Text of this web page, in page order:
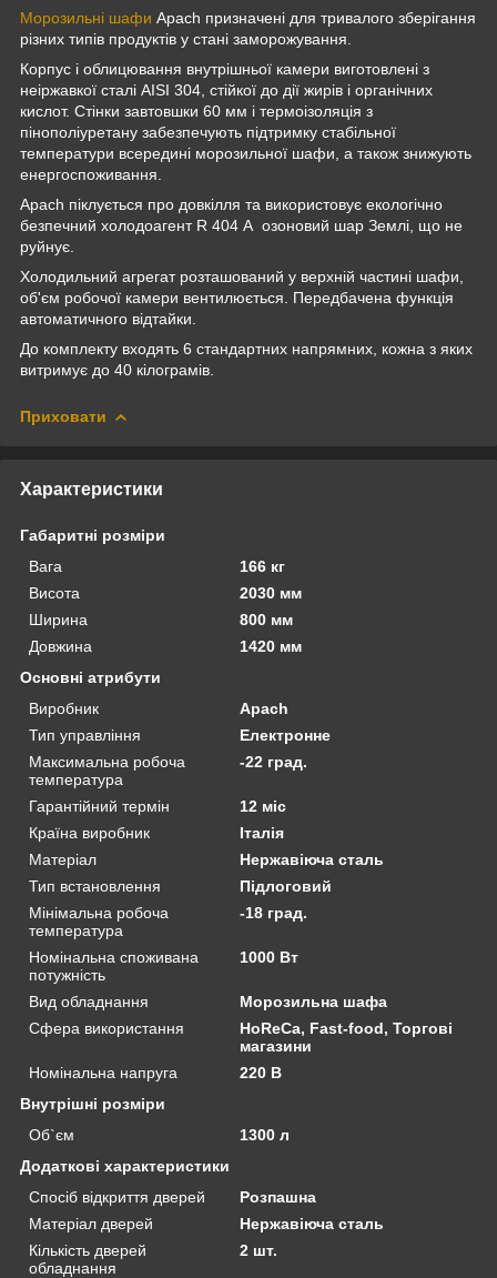
Морозильні шафи Apach призначені для тривалого зберігання
різних типів продуктів у стані заморожування.
Корпус і облицювання внутрішньої камери виготовлені з
неіржавкої сталі AISI 304, стійкої до дії жирів і органічних
кислот. Стінки завтовшки 60 мм і термоізоляція з
пінополіуретану забезпечують підтримку стабільної
температури всередині морозильної шафи, а також знижують
енергоспоживання.
Apach піклується про довкілля та використовує екологічно
безпечний холодоагент R 404 А озоновий шар Землі, що не
руйнує.
Холодильний агрегат розташований у верхній частині шафи,
об'єм робочої камери вентилюється. Передбачена функція
автоматичного відтайки.
До комплекту входять 6 стандартних напрямних, кожна з яких
витримує до 40 кілограмів.
Приховати
Характеристики
Габаритні розміри
Вага
166 кг
Висота
2030 мм
Ширина
800 мм
Довжина
1420 мм
Основні атрибути
Виробник
Apach
Тип управління
Електронне
Максимальна робоча
температура
-22 град.
Гарантійний термін
12 міс
Країна виробник
Італія
Матеріал
Нержавіюча сталь
Тип встановлення
Підлоговий
Мінімальна робоча
температура
-18 град.
Номінальна споживана
потужність
1000 Вт
Вид обладнання
Морозильна шафа
Сфера використання
HoReCa, Fast-food, Торгові
магазини
Номінальна напруга
220 В
Внутрішні розміри
Об`єм
1300 л
Додаткові характеристики
Спосіб відкриття дверей
Розпашна
Матеріал дверей
Нержавіюча сталь
Кількість дверей
обладнання
2 шт.